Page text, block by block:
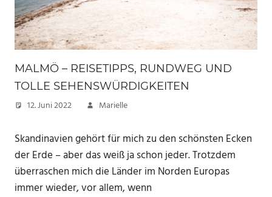
MALMÖ – REISETIPPS, RUNDWEG UND
TOLLE SEHENSWÜRDIGKEITEN
12. Juni 2022 Marielle
Skandinavien gehört für mich zu den schönsten Ecken
der Erde – aber das weiß ja schon jeder. Trotzdem
überraschen mich die Länder im Norden Europas
immer wieder, vor allem, wenn